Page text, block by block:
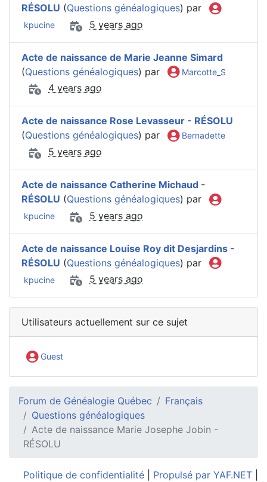
RÉSOLU (Questions généalogiques) par
kpucine 5 years ago
Acte de naissance de Marie Jeanne Simard
(Questions généalogiques) par Marcotte_S
4 years ago
Acte de naissance Rose Levasseur - RÉSOLU
(Questions généalogiques) par Bernadette
5 years ago
Acte de naissance Catherine Michaud -
RÉSOLU (Questions généalogiques) par
kpucine 5 years ago
Acte de naissance Louise Roy dit Desjardins -
RÉSOLU (Questions généalogiques) par
kpucine 5 years ago
Utilisateurs actuellement sur ce sujet
Guest
Forum de Généalogie Québec
Français
Questions généalogiques
Acte de naissance Marie Josephe Jobin -
RÉSOLU
Politique de confidentialité Propulsé par YAF.NET